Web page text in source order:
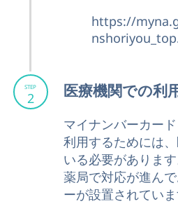
https://
医療機関での利
マイナンバーカー
利用するためには
いる必要がありま
薬局で対応が進ん
ーが設置されていま
STEP
2